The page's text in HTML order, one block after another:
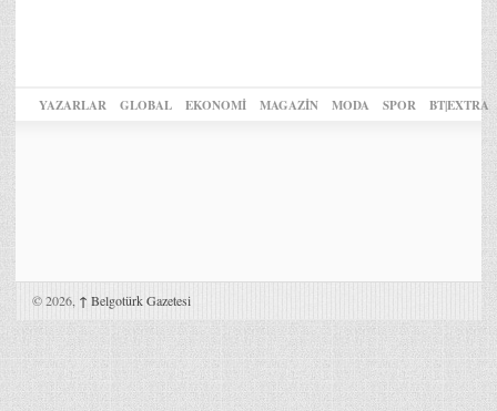
YAZARLAR GLOBAL EKONOMİ MAGAZİN MODA SPOR BT|EXTRA
© 2026, ↑ Belgotürk Gazetesi